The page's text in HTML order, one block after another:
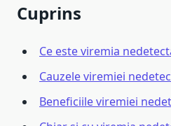
Cuprins
Ce este viremia
Cauzele viremiei
Beneficiile viremiei